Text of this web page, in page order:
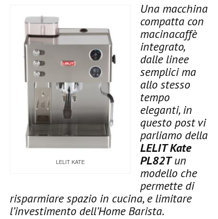
LELIT KATE
Una macchina
compatta con
macinacaffè
integrato,
dalle linee
semplici ma
allo stesso
tempo
eleganti, in
questo post vi
parliamo della
LELIT Kate
PL82Tun
modello che
permette di
risparmiare spazio in cucina, e limitare
l’investimento dell’Home Barista.